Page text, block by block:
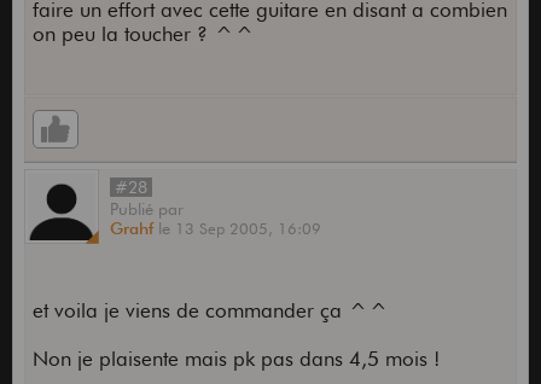
faire un effort avec cette guitare en disant a combien
on peu la toucher ? ^^
#28
Publié par
Grahf le 13 Sep 2005, 16:09
et voila je viens de commander ça ^^
Non je plaisente mais pk pas dans 4,5 mois !